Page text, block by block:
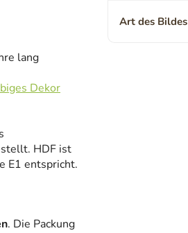
lang
Dekor
HDF ist
E1 entspricht.
. Die Packung
Art des Bildes